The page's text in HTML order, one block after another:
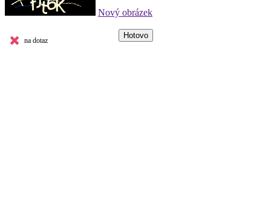
na dotaz
Nový obrázek